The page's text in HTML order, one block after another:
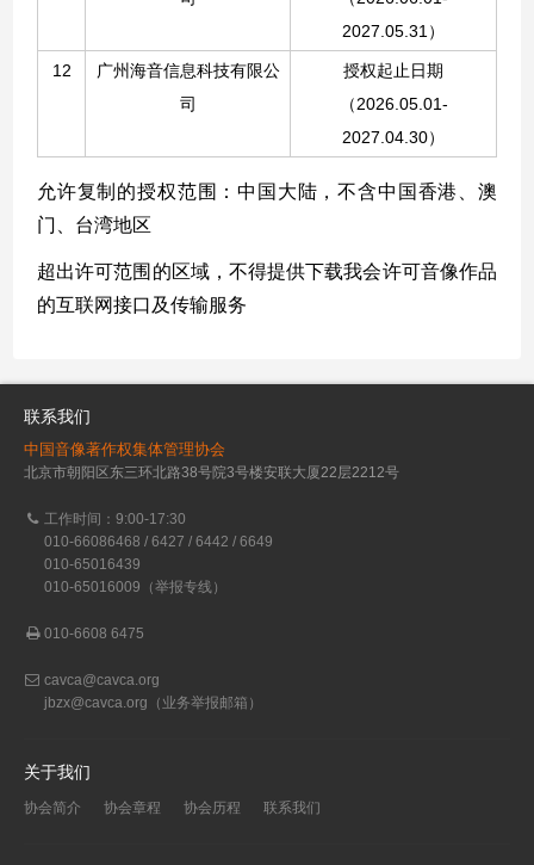
2027.05.31）
12
广州海音信息科技有限公
司
授权起止日期
（2026.05.01-
2027.04.30）
允许复制的授权范围：中国大陆，不含中国香港、澳
门、台湾地区
超出许可范围的区域，不得提供下载我会许可音像作品
的互联网接口及传输服务
联系我们
中国音像著作权集体管理协会
北京市朝阳区东三环北路38号院3号楼安联大厦22层2212号
工作时间：9:00-17:30
010-66086468 / 6427 / 6442 / 6649
010-65016439
010-65016009（举报专线）
010-6608 6475
cavca@cavca.org
jbzx@cavca.org （业务举报邮箱）
关于我们
协会简介 协会章程 协会历程 联系我们